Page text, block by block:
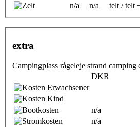
n/a
n/a telt / telt
extra
Campingplass rågeleje strand camping
DKR
n/a
n/a